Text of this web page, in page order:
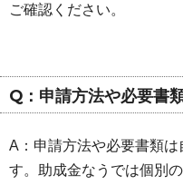
ご確認ください。
Q：申請方法や必要書
A：申請方法や必要書類
す。助成金なうでは個別